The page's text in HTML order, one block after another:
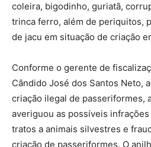
coleira, bigodinho, guriatã,
trinca ferro, além de periquitos,
de jacu em situação de criação
Conforme o gerente de
Cândido José dos Santos Neto,
criação ilegal de passeriformes,
averiguou as possíveis
tratos a animais silvestres e
criação de passeriformes. O